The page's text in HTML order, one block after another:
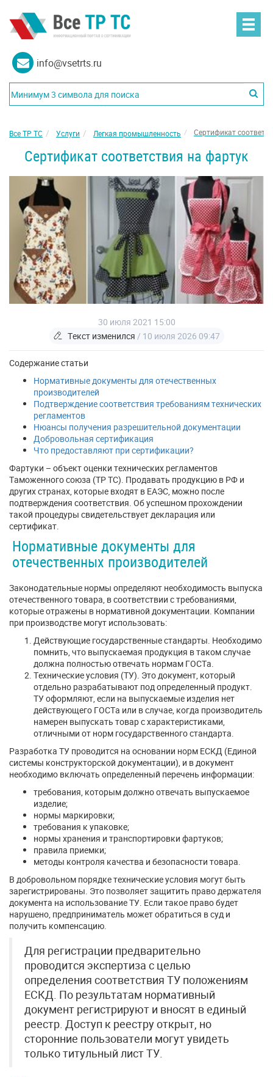
info@vsetrts.ru
Все ТР ТС Услуги Легкая промышленность Сертификат
Сертификат соответствия на фартук
30 июля 2021 15:00
Текст изменился / 10 июля 2026 09:47
Содержание статьи
Нормативные документы для отечественных
производителей
Подтверждение соответствия требованиям технических
регламентов
Нюансы получения разрешительной документации
Добровольная сертификация
Что предоставляют при сертификации?
Фартуки – объект оценки технических регламентов
Таможенного союза (ТР ТС). Продавать продукцию в РФ и
других странах, которые входят в ЕАЭС, можно после
подтверждения соответствия. Об успешном прохождении
такой процедуры свидетельствует декларация или
сертификат.
Нормативные документы для
отечественных производителей
Законодательные нормы определяют необходимость выпуска
отечественного товара, в соответствии с требованиями,
которые отражены в нормативной документации. Компании
при производстве могут использовать:
Действующие государственные стандарты. Необходимо
помнить, что выпускаемая продукция в таком случае
должна полностью отвечать нормам ГОСТа.
Технические условия (ТУ). Это документ, который
отдельно разрабатывают под определенный продукт.
ТУ оформляют, если на выпускаемые изделия нет
действующего ГОСТа или в случае, когда производитель
намерен выпускать товар с характеристиками,
отличными от норм государственного стандарта.
Разработка ТУ проводится на основании норм ЕСКД (Единой
системы конструкторской документации), и в документ
необходимо включать определенный перечень информации:
требования, которым должно отвечать выпускаемое
изделие;
нормы маркировки;
требования к упаковке;
нормы хранения и транспортировки фартуков;
правила приемки;
методы контроля качества и безопасности товара.
В добровольном порядке технические условия могут быть
зарегистрированы. Это позволяет защитить право держателя
документа на использование ТУ. Если такое право будет
нарушено, предприниматель может обратиться в суд и
получить компенсацию.
Для регистрации предварительно
проводится экспертиза с целью
определения соответствия ТУ положениям
ЕСКД. По результатам нормативный
документ регистрируют и вносят в единый
реестр. Доступ к реестру открыт, но
сторонние пользователи могут увидеть
только титульный лист ТУ.